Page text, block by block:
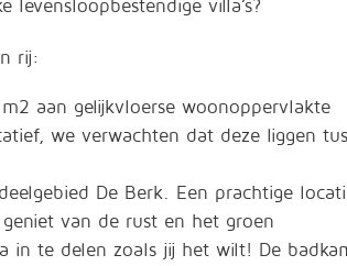
levensloopbestendige villa’s?
rij:
aan gelijkvloerse woonoppervlakte
we verwachten dat deze liggen
De Berk. Een prachtige
van de rust en het groen
in te delen zoals jij het wilt! De